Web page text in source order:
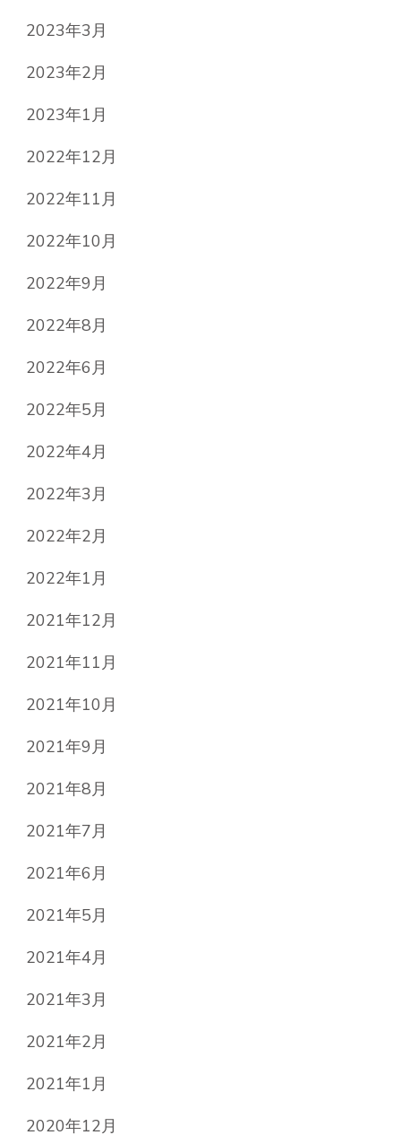
2023年3月
2023年2月
2023年1月
2022年12月
2022年11月
2022年10月
2022年9月
2022年8月
2022年6月
2022年5月
2022年4月
2022年3月
2022年2月
2022年1月
2021年12月
2021年11月
2021年10月
2021年9月
2021年8月
2021年7月
2021年6月
2021年5月
2021年4月
2021年3月
2021年2月
2021年1月
2020年12月